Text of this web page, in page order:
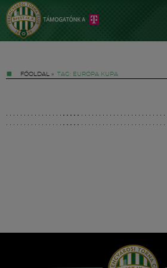
FŐOLDAL » TAG: EURÓPA KUPA
Hírek